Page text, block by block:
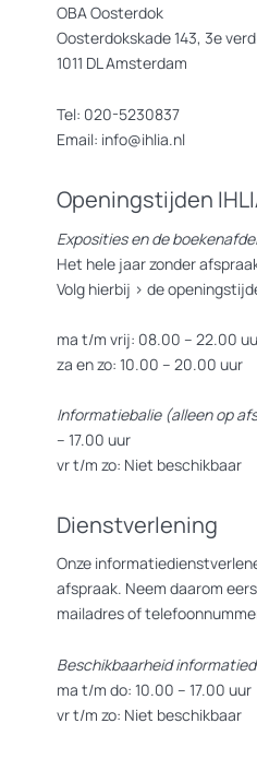
OBA Oosterdok
Oosterdokskade 143, 3e
1011 DL Amsterdam
Tel: 020-5230837
Email: info@ihlia.nl
Openingstijden
Exposities en de
Het hele jaar zonder
Volg hierbij > de
ma t/m vrij: 08.00 – 22.00
za en zo: 10.00 – 20.00 uur
Informatiebalie (alleen op
– 17.00 uur
vr t/m zo: Niet beschikbaar
Dienstverlening
Onze
afspraak. Neem daarom
mailadres of
Beschikbaarheid
ma t/m do: 10.00 – 17.00 uur
vr t/m zo: Niet beschikbaar